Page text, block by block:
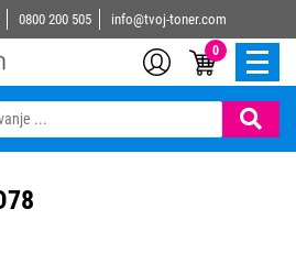
0800 200 505 info@tvoj-toner.com
0